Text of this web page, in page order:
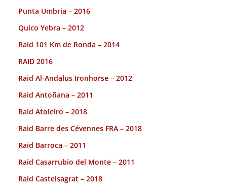
Punta Umbria – 2016
Quico Yebra – 2012
Raid 101 Km de Ronda – 2014
RAID 2016
Raid Al-Andalus Ironhorse – 2012
Raid Antoñana – 2011
Raid Atoleiro – 2018
Raid Barre des Cévennes FRA – 2018
Raid Barroca – 2011
Raid Casarrubio del Monte – 2011
Raid Castelsagrat – 2018